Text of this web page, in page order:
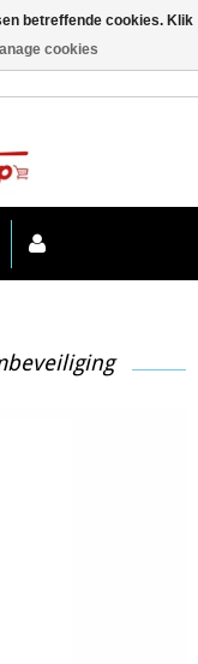
betreffende cookies. Klik
cookies